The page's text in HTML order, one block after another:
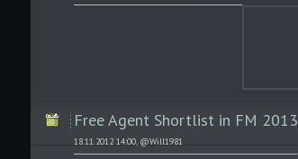
Free Agent Shortlist in FM 2013
18.11.2012 14:00, @Will1981